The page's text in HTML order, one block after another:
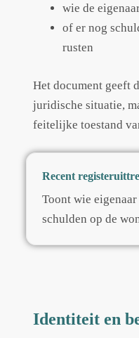
wie de
of er nog
rusten
Het document geeft
juridische situatie,
feitelijke toestand
Recent
Toont wie
schulden op de
Identiteit en